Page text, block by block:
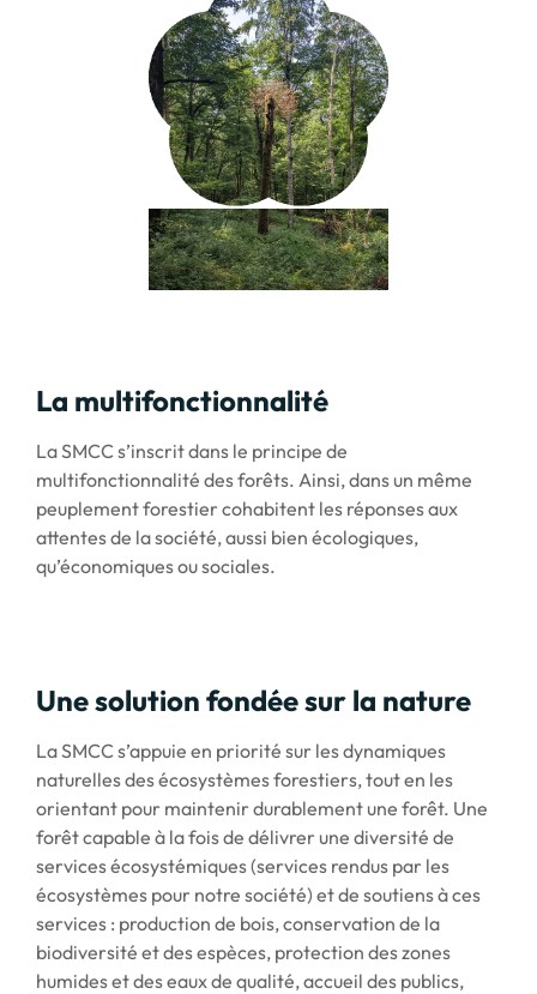
La multifonctionnalité
La SMCC s’inscrit dans le principe de
multifonctionnalité des forêts. Ainsi, dans un même
peuplement forestier cohabitent les réponses aux
attentes de la société, aussi bien écologiques,
qu’économiques ou sociales.
Une solution fondée sur la nature
La SMCC s’appuie en priorité sur les dynamiques
naturelles des écosystèmes forestiers, tout en les
orientant pour maintenir durablement une forêt. Une
forêt capable à la fois de délivrer une diversité de
services écosystémiques (services rendus par les
écosystèmes pour notre société) et de soutiens à ces
services : production de bois, conservation de la
biodiversité et des espèces, protection des zones
humides et des eaux de qualité, accueil des publics,